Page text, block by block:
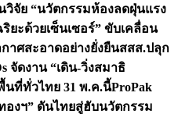
จัย “นวัตกรรมห้องลดฝุ่นแรง
ยะด้วยเซ็นเซอร์” ขับเคลื่อน
าศสะอาดอย่างยั่งยืนสสส.ปลุก
จัดงาน “เดิน-วิ่งสมาธิ
นที่ทั่วไทย 31 พ.ค.นี้ProPak
องฯ” ดันไทยสู่ฮับนวัตกรรม